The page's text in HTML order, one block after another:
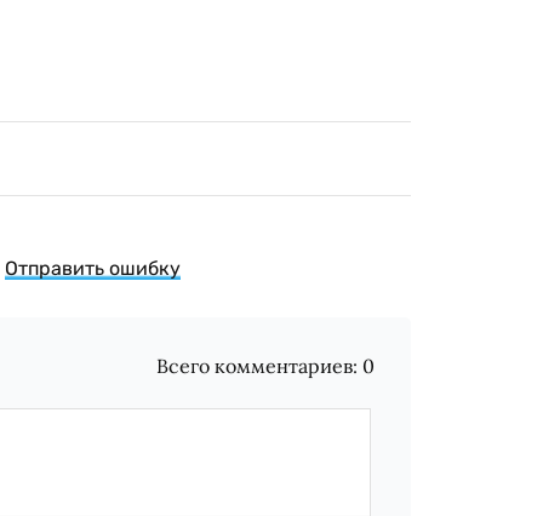
Отправить ошибку
Всего комментариев: 0